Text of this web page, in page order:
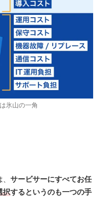
氷山の一角
サービサーにすべてお任
択するというのも一つの手